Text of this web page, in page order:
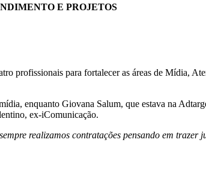
E PROJETOS
profissionais para fortalecer as áreas de Mídia,
enquanto Giovana Salum, que estava na
ex-iComunicação.
realizamos contratações pensando em